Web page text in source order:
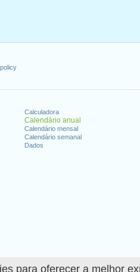
para oferecer a melhor
Calculadora
Calendário anual
Calendário mensal
Calendário semanal
Dados